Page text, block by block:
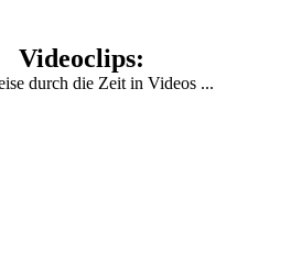
Videoclips:
durch die Zeit in Videos ...